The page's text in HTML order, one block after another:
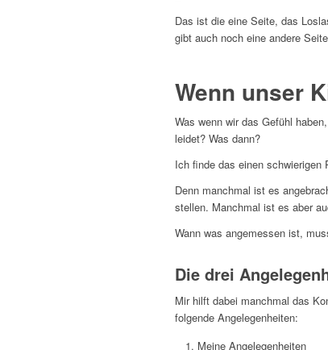
Das ist die eine Seite, das
gibt auch noch eine andere
Wenn unser
Was wenn wir das Gefühl
leidet? Was dann?
Ich finde das einen
Denn manchmal ist es
stellen. Manchmal ist es aber
Wann was angemessen ist,
Die drei
Mir hilft dabei manchmal das
folgende Angelegenheiten:
Meine Angelegenheiten